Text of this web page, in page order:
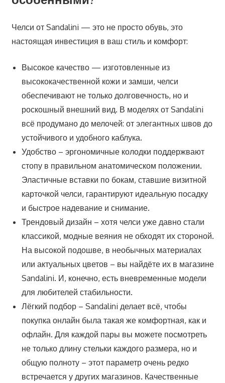
Челси от Sandalini — это не просто обувь, это
настоящая инвестиция в ваш стиль и комфорт:
Высокое качество — изготовленные из
высококачественной кожи и замши, челси
обеспечивают не только долговечность, но и
роскошный внешний вид. В моделях от Sandalini
всё продумано до мелочей: от элегантных швов до
устойчивого и удобного каблука.
Удобство – эргономичные колодки поддержвают
стопу в правильном анатомическом положении.
Эластичные вставки по бокам, ставшие визитной
карточкой челси, гарантируют идеальную посадку
и быстрое надевание и снимание.
Трендовый дизайн – хотя челси уже давно стали
классикой, модные веяния не обходят их стороной.
На высокой подошве, в необычных материалах
или актуальных цветов – вы найдёте их в магазине
Sandalini. И, конечно, есть вневременные модели
для любителей стабильности.
Лёгкий подбор – Sandalini делает всё, чтобы
покупка онлайн была такая же комфортная, как и
офлайн. Для каждой пары вы можете посмотреть
не только длину стельки каждого размера, но и
общую полноту – этот параметр очень редко
встречается у других магазинов. Качественные